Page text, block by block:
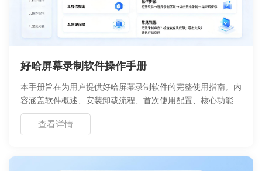
好哈屏幕录制软件操作手册
本手册旨在为用户提供好哈屏幕录制软件的完整使用指南。内
容涵盖软件概述、安装卸载流程、首次使用配置、核心功能说
明、详细操作教程以及常见问题解决方案。好哈录屏是由浙舟
软件开发的高效录屏工具，支持高清录制、多种模式切换及基
解决使用过程中遇到的技术问题，提升录制效率与视频质量。
查看详情